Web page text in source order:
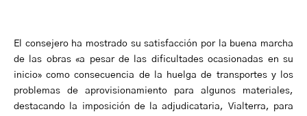
El consejero ha mostrado su satisfacción por la buena marcha
de las obras «a pesar de las dificultades ocasionadas en su
inicio» como consecuencia de la huelga de transportes y los
problemas de aprovisionamiento para algunos materiales,
destacando la imposición de la adjudicataria, Vialterra, para